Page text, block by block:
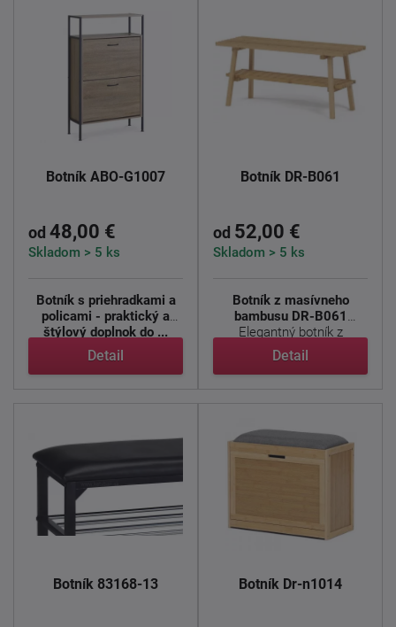
Botník ABO-G1007
od 48,00 €
Skladom > 5 ks
Botník s priehradkami a
policami - praktický a
štýlový doplnok do ...
Detail
Botník DR-B061
od 52,00 €
Skladom > 5 ks
Botník z masívneho
bambusu DR-B061
Elegantný botník z
masívneho ...
Detail
Botník 83168-13 Botník Dr-n1014